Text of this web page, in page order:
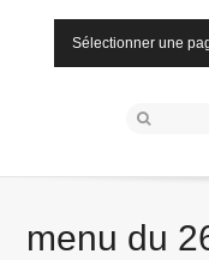
Sélectionner une
menu du